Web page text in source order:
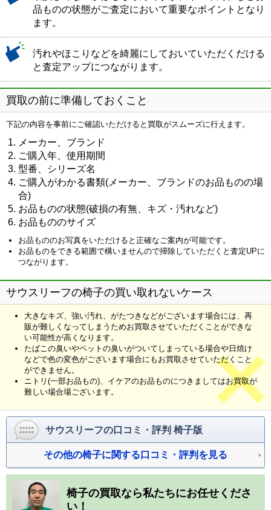
品ものの状態がご査定において重要なポイントとなり
ます。
汚れやほこりなどを綺麗にしておいていただくだける
と査定アップにつながります。
買取の前に準備しておくこと
下記の内容を事前にご確認いただけると買取がスムーズに行えます。
メーカー、ブランド
ご購入年、使用期間
型番、シリーズ名
ご購入がわかる書類(メーカー、ブランドのお品ものの場
合)
お品ものの状態(破損の有無、キズ・汚れなど)
お品もののサイズ
お品もののお写真をいただけると正確なご案内が可能です。
お品ものをできる範囲で構いませんので掃除していただくと査定UPに
つながります。
サウスリーフの椅子の買い取れないケース
大きなキズ、強い汚れ、がたつきなどがございます場合には、再
販が難しくなってしまうためお買取させていただくことができな
い可能性が高くなります。
たばこの臭いやペットの臭いがついてしまっている場合や日焼け
などで色の変色がございます場合にもお買取させていただくこと
ができません。
ニトリ(一部お品もの)、イケアのお品ものにつきましてはお買取が
難しい場合場ございます。
サウスリーフの口コミ・評判 椅子版
その他の椅子に関する口コミ・評判を見る
椅子の買取なら私たちにお任せくださ
い！